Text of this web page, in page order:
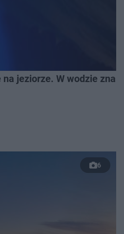
jeziorze. W wodzie
6